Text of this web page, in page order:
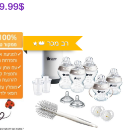
/ 180₪
רב מכר 👑